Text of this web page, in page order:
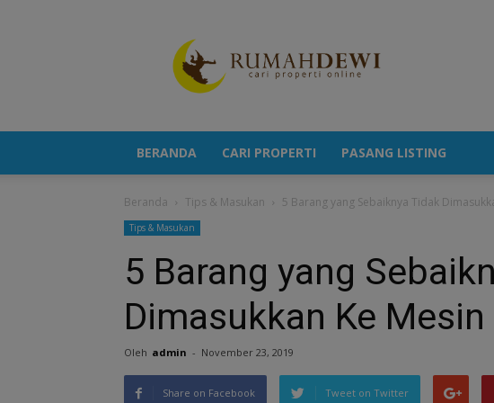
Berita
Properti
Terkini
BERANDA CARI PROPERTI PASANG LISTING
Beranda Tips & Masukan 5 Barang yang Sebaiknya Tidak
Tips & Masukan
5 Barang yang
Dimasukkan Ke
Oleh admin - November 23, 2019
Share on Facebook Tweet on Twitter